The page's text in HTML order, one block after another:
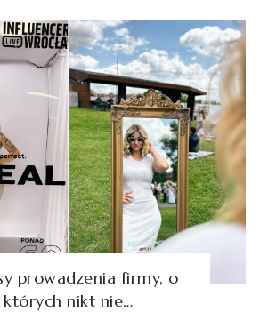
prowadzenia firmy, o
których nikt nie…